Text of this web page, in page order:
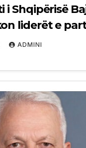
i Shqipërisë
liderët e
Ulqin
ADMINI